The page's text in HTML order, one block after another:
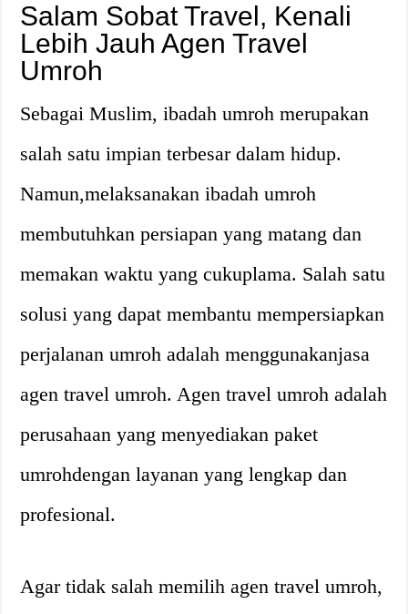
Salam Sobat Travel, Kenali
Lebih Jauh Agen Travel
Umroh
Sebagai Muslim, ibadah umroh merupakan
salah satu impian terbesar dalam hidup.
Namun,melaksanakan ibadah umroh
membutuhkan persiapan yang matang dan
memakan waktu yang cukuplama. Salah satu
solusi yang dapat membantu mempersiapkan
perjalanan umroh adalah menggunakanjasa
agen travel umroh. Agen travel umroh adalah
perusahaan yang menyediakan paket
umrohdengan layanan yang lengkap dan
profesional.
Agar tidak salah memilih agen travel umroh,